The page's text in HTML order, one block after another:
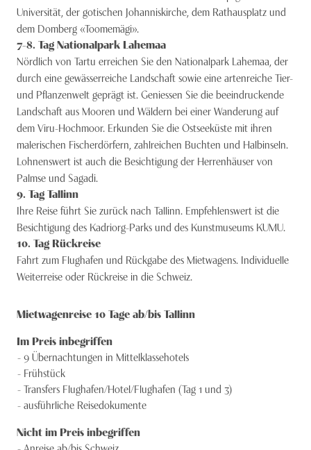
Universität, der gotischen Johanniskirche, dem Rathausplatz und
dem Domberg «Toomemägi».
7-8. TagNationalpark Lahemaa
Nördlich von Tartu erreichen Sie den Nationalpark Lahemaa, der
durch eine gewässerreiche Landschaft sowie eine artenreiche Tier-
und Pflanzenwelt geprägt ist. Geniessen Sie die beeindruckende
Landschaft aus Mooren und Wäldern bei einer Wanderung auf
dem Viru-Hochmoor. Erkunden Sie die Ostseeküste mit ihren
malerischen Fischerdörfern, zahlreichen Buchten und Halbinseln.
Lohnenswert ist auch die Besichtigung der Herrenhäuser von
Palmse und Sagadi.
9. TagTallinn
Ihre Reise führt Sie zurück nach Tallinn. Empfehlenswert ist die
Besichtigung des Kadriorg-Parks und des Kunstmuseums KUMU.
10. Tag Rückreise
Fahrt zum Flughafen und Rückgabe des Mietwagens. Individuelle
Weiterreise oder Rückreise in die Schweiz.
Mietwagenreise 10 Tage ab/bis Tallinn
Im Preis inbegriffen
9 Übernachtungen in Mittelklassehotels
Frühstück
Transfers Flughafen/Hotel/Flughafen (Tag 1 und 3)
ausführliche Reisedokumente
Nicht im Preis inbegriffen